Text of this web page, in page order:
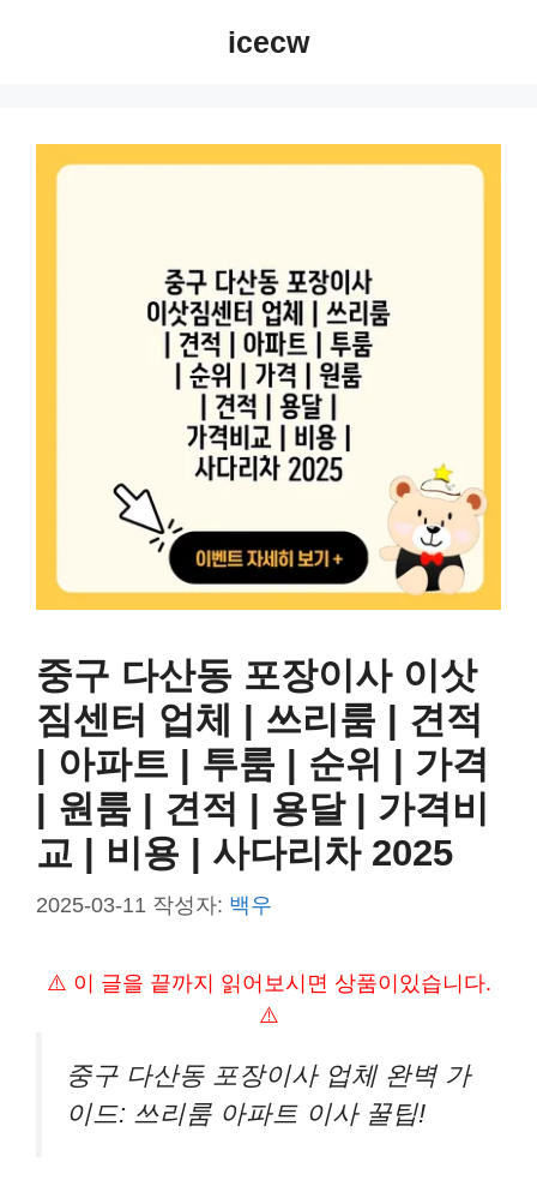
icecw
중구 다산동 포장이사 이삿
짐센터 업체 | 쓰리룸 | 견적
| 아파트 | 투룸 | 순위 | 가격
| 원룸 | 견적 | 용달 | 가격비
교 | 비용 | 사다리차 2025
2025-03-11 작성자: 백우
⚠️ 이 글을 끝까지 읽어보시면 상품이있습니다.
⚠️
중구 다산동 포장이사 업체 완벽 가
이드: 쓰리룸 아파트 이사 꿀팁!